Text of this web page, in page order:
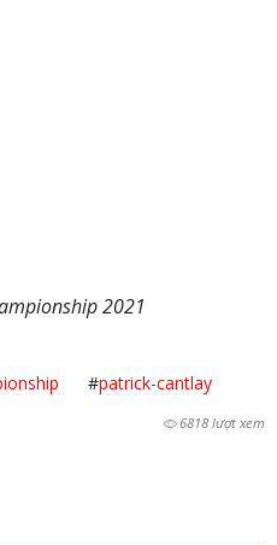
2021
#patrick-cantlay
6818 lượt xem